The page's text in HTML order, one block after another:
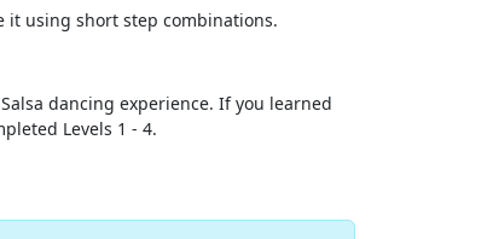
it using short step combinations.
dancing experience. If you learned
Levels 1 - 4.